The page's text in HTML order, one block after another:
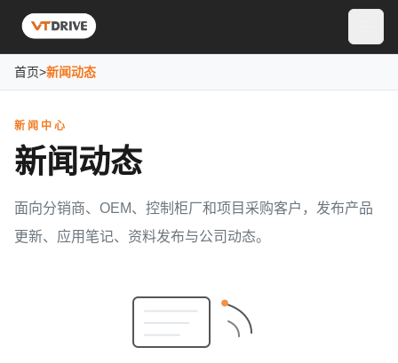
首页>新闻动态
新闻中心
新闻动态
面向分销商、OEM、控制柜厂和项目采购客户，发布产品
更新、应用笔记、资料发布与公司动态。